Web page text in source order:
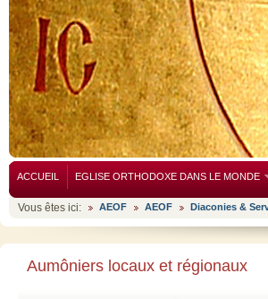
ACCUEIL EGLISE ORTHODOXE DANS LE MONDE
Vous êtes ici: AEOF AEOF Diaconies &
Aumôniers locaux et régionaux